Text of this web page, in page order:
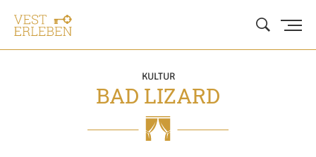
KULTUR
BAD LIZARD